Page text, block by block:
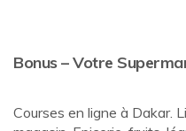
Bonus – Votre
Courses en ligne à Dakar.